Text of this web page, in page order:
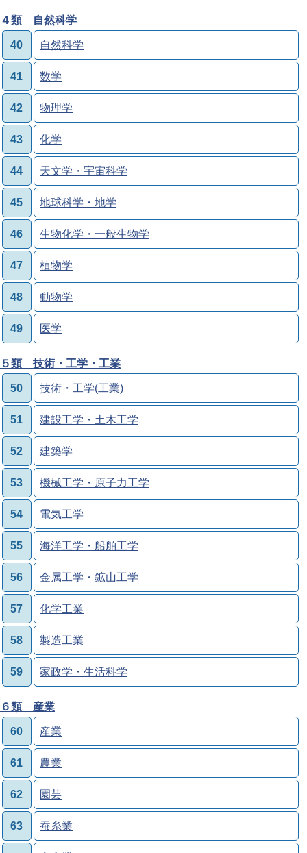
４類 自然科学
40 自然科学
41 数学
42 物理学
43 化学
44 天文学・宇宙科学
45 地球科学・地学
46 生物化学・一般生物学
47 植物学
48 動物学
49 医学
５類 技術・工学・工業
50 技術・工学(工業)
51 建設工学・土木工学
52 建築学
53 機械工学・原子力工学
54 電気工学
55 海洋工学・船舶工学
56 金属工学・鉱山工学
57 化学工業
58 製造工業
59 家政学・生活科学
６類 産業
60 産業
61 農業
62 園芸
63 蚕糸業